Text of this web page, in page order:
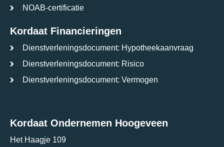
NOAB-certificatie
Kordaat Financieringen
Dienstverleningsdocument: Hypotheekaanvraag
Dienstverleningsdocument: Risico
Dienstverleningsdocument: Vermogen
Kordaat Ondernemen Hoogeveen
Het Haagje 109